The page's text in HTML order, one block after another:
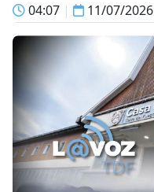
04:07 | 11/07/2026